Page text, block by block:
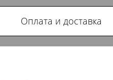
Оплата и доставка